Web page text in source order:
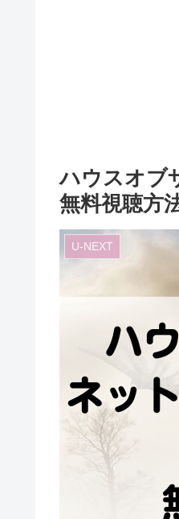
ハウスオブ
無料視聴方
U-NEXT